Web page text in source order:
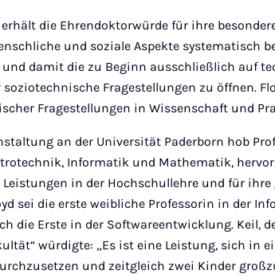
die Ehrendoktorwürde für ihre
und soziale Aspekte systematisch
damit die zu Beginn ausschließlich auf
soziotechnische Fragestellungen zu öffnen.
Fragestellungen in Wissenschaft und
an der Universität Paderborn hob
Informatik und Mathematik,
Leistungen in der Hochschullehre und für
sei die erste weibliche Professorin in der
die Erste in der Softwareentwicklung. Keil,
würdigte: „Es ist eine Leistung, sich in
und zeitgleich zwei Kinder